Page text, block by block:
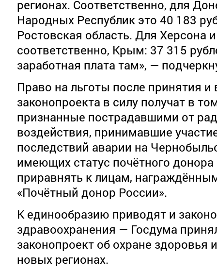
регионах. Соответственно, для
Народных Республик это 40 183
Ростовская область. Для Херсона
соответственно, Крым: 37 315
заработная плата там», —
Право на льготы после принятия и
законопроекта в силу получат в
признанные пострадавшими от
воздействия, принимавшие
последствий аварии на
имеющих статус почётного
приравнять к лицам,
«Почётный донор России».
К единообразию приводят и
здравоохранения — Госдума
законопроект об охране здоровья
новых регионах.